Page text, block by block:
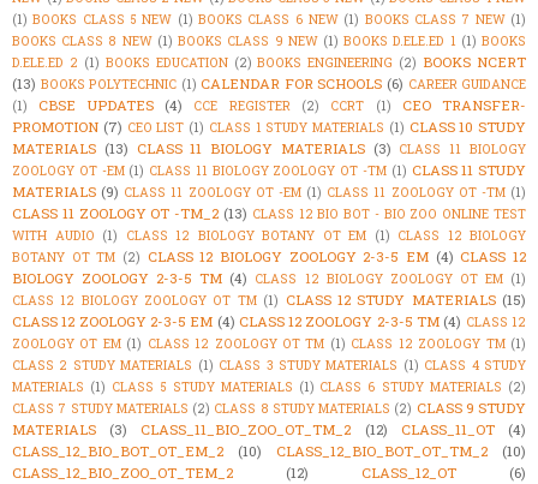
(1) BOOKS CLASS 5 NEW (1) BOOKS CLASS 6 NEW (1) BOOKS CLASS 7 NEW (1)
BOOKS CLASS 8 NEW (1) BOOKS CLASS 9 NEW (1) BOOKS D.ELE.ED 1 (1) BOOKS
D.ELE.ED 2 (1) BOOKS EDUCATION (2) BOOKS ENGINEERING (2) BOOKS NCERT
(13) BOOKS POLYTECHNIC (1) CALENDAR FOR SCHOOLS (6) CAREER GUIDANCE
(1)
CBSE UPDATES (4) CCE REGISTER (2) CCRT (1)
CEO TRANSFER-
PROMOTION (7) CEO LIST (1) CLASS 1 STUDY MATERIALS (1) CLASS 10 STUDY
MATERIALS (13) CLASS 11 BIOLOGY MATERIALS (3) CLASS 11 BIOLOGY
ZOOLOGY OT -EM (1) CLASS 11 BIOLOGY ZOOLOGY OT -TM (1) CLASS 11 STUDY
MATERIALS (9) CLASS 11 ZOOLOGY OT -EM (1) CLASS 11 ZOOLOGY OT -TM (1)
CLASS 11 ZOOLOGY OT -TM_2 (13) CLASS 12 BIO BOT - BIO ZOO ONLINE TEST
WITH AUDIO (1) CLASS 12 BIOLOGY BOTANY OT EM (1) CLASS 12 BIOLOGY
BOTANY OT TM (2) CLASS 12 BIOLOGY ZOOLOGY 2-3-5 EM (4) CLASS 12
BIOLOGY ZOOLOGY 2-3-5 TM (4) CLASS 12 BIOLOGY ZOOLOGY OT EM (1)
CLASS 12 BIOLOGY ZOOLOGY OT TM (1) CLASS 12 STUDY MATERIALS (15)
CLASS 12 ZOOLOGY 2-3-5 EM (4) CLASS 12 ZOOLOGY 2-3-5 TM (4) CLASS 12
ZOOLOGY OT EM (1) CLASS 12 ZOOLOGY OT TM (1) CLASS 12 ZOOLOGY TM (1)
CLASS 2 STUDY MATERIALS (1) CLASS 3 STUDY MATERIALS (1) CLASS 4 STUDY
MATERIALS (1) CLASS 5 STUDY MATERIALS (1) CLASS 6 STUDY MATERIALS (2)
CLASS 7 STUDY MATERIALS (2) CLASS 8 STUDY MATERIALS (2) CLASS 9 STUDY
MATERIALS
(3) CLASS_11_BIO_ZOO_OT_TM_2 (12) CLASS_11_OT
(4)
CLASS_12_BIO_BOT_OT_EM_2
(10) CLASS_12_BIO_BOT_OT_TM_2
(10)
CLASS_12_BIO_ZOO_OT_TEM_2
(12) CLASS_12_OT
(6)